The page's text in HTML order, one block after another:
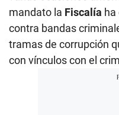
mandato la Fiscalía ha
contra bandas
tramas de corrupción
con vínculos con el